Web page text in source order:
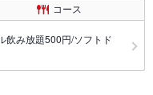
コース
飲み放題500円/ソフトド